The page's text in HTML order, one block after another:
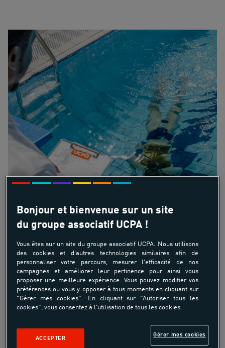
PRÉSENTATION DU
Bonjour et bienvenue sur un site
du groupe associatif UCPA !
Vous êtes sur un site du groupe associatif UCPA. Nous utilisons
des cookies et d'autres technologies similaires afin de
personnaliser votre parcours, mesurer l'efficacité de nos
campagnes et améliorer leur pertinence pour ainsi vous
proposer une meilleure expérience. Vous pouvez modifier vos
préférences ou vous y opposer à tous moments en cliquant sur
"Gérer mes cookies". En cliquant sur "Autoriser tous les
cookies", vous consentez à l'utilisation de tous les cookies.
Gérer mes cookies
ACCEPTER